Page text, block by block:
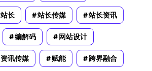
站长 站长传媒 站长资讯
编解码 网站设计
资讯传媒 赋能 跨界融合